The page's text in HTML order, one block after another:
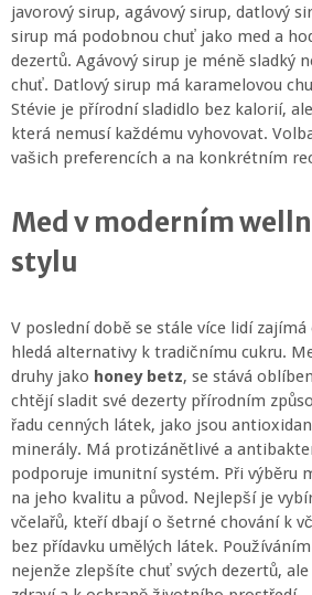
javorový sirup, agávový sirup, datlový
sirup má podobnou chuť jako med a
dezertů. Agávový sirup je méně sladký
chuť. Datlový sirup má karamelovou
Stévie je přírodní sladidlo bez kalorií,
která nemusí každému vyhovovat.
vašich preferencích a na konkrétním
Med v moderním
stylu
V poslední době se stále více lidí
hledá alternativy k tradičnímu cukru.
druhy jako honey betz, se stává
chtějí sladit své dezerty přírodním
řadu cenných látek, jako jsou
minerály. Má protizánětlivé a
podporuje imunitní systém. Při výběru
na jeho kvalitu a původ. Nejlepší je
včelařů, kteří dbají o šetrné chování k
bez přídavku umělých látek.
nejenže zlepšíte chuť svých dezertů,